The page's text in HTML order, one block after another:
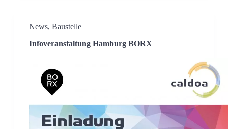
News, Baustelle
Infoveranstaltung Hamburg BORX